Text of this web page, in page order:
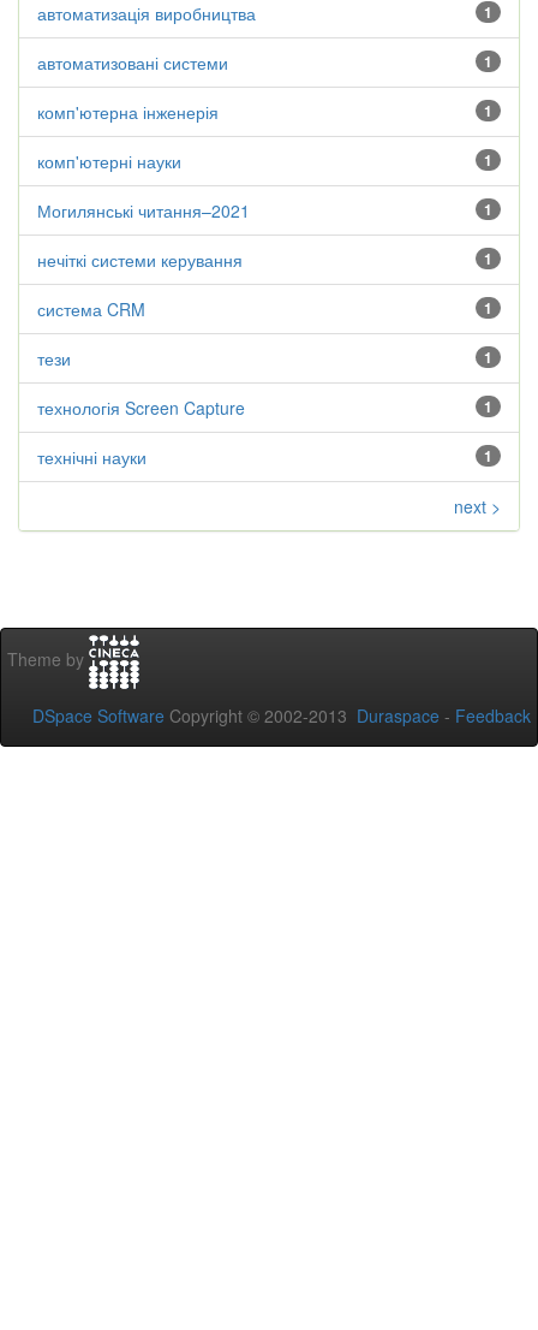
1
автоматизація виробництва
1
автоматизовані системи
1
комп'ютерна інженерія
1
комп'ютерні науки
1
Могилянські читання–2021
1
нечіткі системи керування
1
система CRM
1
тези
1
технологія Screen Capture
1
технічні науки
next >
Theme by
DSpace Software Copyright © 2002-2013 Duraspace - Feedback